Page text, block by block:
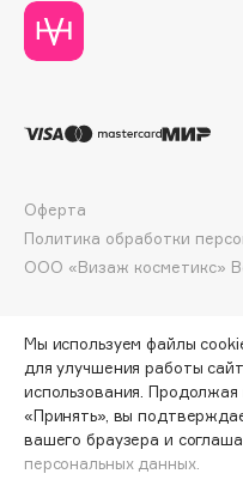
Dessange
Dior
Dolomit
DP Daily Perfection
Dr. Vranjes Firenze
Dr.Althea
Dr.Jart+
DSD de Luxe
Dyson
ДОБАВИТЬ В КОРЗИНУ
ООО «Визаж косметикс»
Оферта
Политика обработки
Мы используем файлы
для улучшения работы
использования.
«Принять», вы
вашего браузера и
персональных данных.